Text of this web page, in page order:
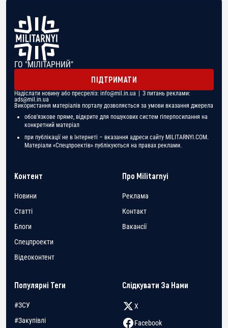
ГО "МІЛІТАРНИЙ"
ПІДТРИМАТИ
Надіслати новину або пресреліз: info@mil.in.ua | З питань реклами:
ads@mil.in.ua
Використання матеріалів порталу дозволяється за умови вказання джерела
обов'язкове пряме, відкрите для пошукових систем гіперпосилання на
конкретний матеріал
при публікації не в Інтернеті – вказання адреси сайту MILITARNYI.COM.
Матеріали «Спецпроектів» публікуються на правах реклами.
Контент
Новини
Статті
Блоги
Спецпроекти
Відеоконтент
Про Militarnyi
Реклама
Контакт
Вакансії
Популярні Теги
#ЗСУ
#Закупівлі
Слідкувати За Нами
X
Facebook